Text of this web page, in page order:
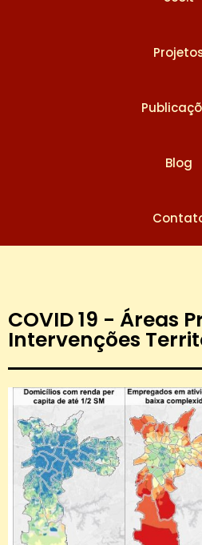
Blog
COVID 19 - Áreas
Intervenções